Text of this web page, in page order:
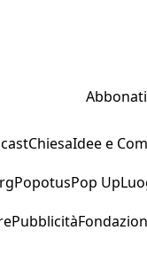
ChiesaIdee e
PopotusPop Up
Pubblicità